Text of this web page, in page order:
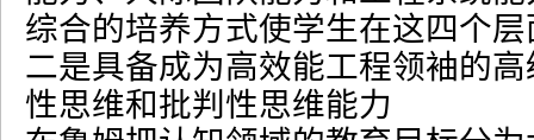
综合的培养方式使学生在这四个
二是具备成为高效能工程领袖的
性思维和批判性思维能力